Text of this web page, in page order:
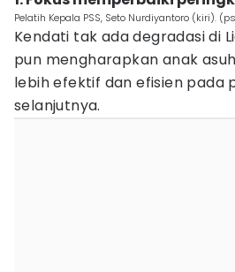
Pelatih Kepala PSS, Seto Nurdiyantoro (kiri).
Kendati tak ada degradasi di
pun mengharapkan anak
lebih efektif dan efisien pada
selanjutnya.